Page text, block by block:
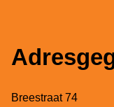
Breestraat 74